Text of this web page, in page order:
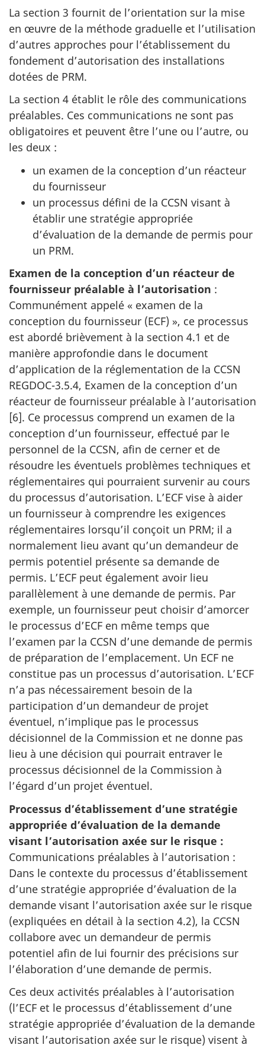
La section 3 fournit de l’orientation sur la mise
en œuvre de la méthode graduelle et l’utilisation
d’autres approches pour l’établissement du
fondement d’autorisation des installations
dotées de PRM.
La section 4 établit le rôle des communications
préalables. Ces communications ne sont pas
obligatoires et peuvent être l’une ou l’autre, ou
les deux :
un examen de la conception d’un réacteur
du fournisseur
un processus défini de la CCSN visant à
établir une stratégie appropriée
d’évaluation de la demande de permis pour
un PRM.
Examen de la conception d’un réacteur de
fournisseur préalable à l’autorisation :
Communément appelé « examen de la
conception du fournisseur (ECF) », ce processus
est abordé brièvement à la section 4.1 et de
manière approfondie dans le document
d’application de la réglementation de la CCSN
REGDOC-3.5.4, Examen de la conception d’un
réacteur de fournisseur préalable à l’autorisation
[6]. Ce processus comprend un examen de la
conception d’un fournisseur, effectué par le
personnel de la CCSN, afin de cerner et de
résoudre les éventuels problèmes techniques et
réglementaires qui pourraient survenir au cours
du processus d’autorisation. L’ECF vise à aider
un fournisseur à comprendre les exigences
réglementaires lorsqu’il conçoit un PRM; il a
normalement lieu avant qu’un demandeur de
permis potentiel présente sa demande de
permis. L’ECF peut également avoir lieu
parallèlement à une demande de permis. Par
exemple, un fournisseur peut choisir d’amorcer
le processus d’ECF en même temps que
l’examen par la CCSN d’une demande de permis
de préparation de l’emplacement. Un ECF ne
constitue pas un processus d’autorisation. L’ECF
n’a pas nécessairement besoin de la
participation d’un demandeur de projet
éventuel, n’implique pas le processus
décisionnel de la Commission et ne donne pas
lieu à une décision qui pourrait entraver le
processus décisionnel de la Commission à
l’égard d’un projet éventuel.
Processus d’établissement d’une stratégie
appropriée d’évaluation de la demande
visant l’autorisation axée sur le risque :
Communications préalables à l’autorisation :
Dans le contexte du processus d’établissement
d’une stratégie appropriée d’évaluation de la
demande visant l’autorisation axée sur le risque
(expliquées en détail à la section 4.2), la CCSN
collabore avec un demandeur de permis
potentiel afin de lui fournir des précisions sur
l’élaboration d’une demande de permis.
Ces deux activités préalables à l’autorisation
(l’ECF et le processus d’établissement d’une
stratégie appropriée d’évaluation de la demande
visant l’autorisation axée sur le risque) visent à